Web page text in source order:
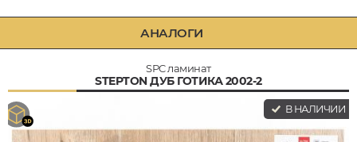
АНАЛОГИ
SPC ламинат
STEPTON ДУБ ГОТИКА 2002-2
В НАЛИЧИИ